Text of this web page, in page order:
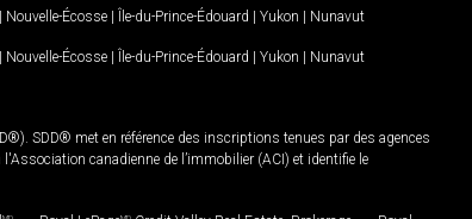
| Nouvelle-Écosse | Île-du-Prince-Édouard | Yukon | Nunavut
| Nouvelle-Écosse | Île-du-Prince-Édouard | Yukon | Nunavut
SDD® met en référence des inscriptions tenues par des agences
canadienne de l’immobilier (ACI) et identifie le
MD MD